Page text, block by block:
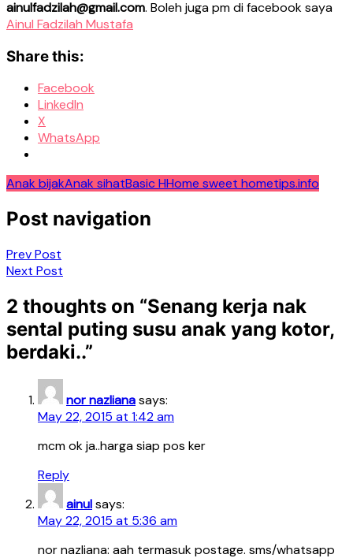
ainulfadzilah@gmail.com. Boleh juga pm di facebook saya
Ainul Fadzilah Mustafa
Share this:
Facebook
LinkedIn
X
WhatsApp
Anak bijakAnak sihatBasic HHome sweet hometips.info
Post navigation
Prev Post
Next Post
2 thoughts on “Senang kerja nak
sental puting susu anak yang kotor,
berdaki..”
nor nazlianasays:
May 22, 2015 at 1:42 am
mcm ok ja..harga siap pos ker
Reply
ainulsays:
May 22, 2015 at 5:36 am
nor nazliana: aah termasuk postage. sms/whatsapp